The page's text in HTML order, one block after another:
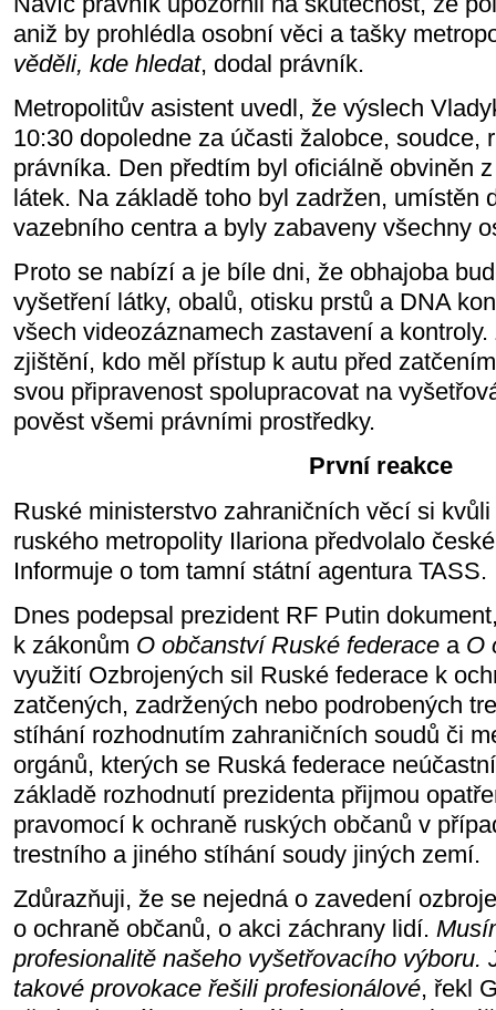
aniž by prohlédla osobní věci a tašky
věděli, kde hledat, dodal právník.
Metropolitův asistent uvedl, že výslech
10:30 dopoledne za účasti žalobce, soudce,
právníka. Den předtím byl oficiálně obviněn
látek. Na základě toho byl zadržen, umístěn
vazebního centra a byly zabaveny všechny
Proto se nabízí a je bíle dni, že obhajoba
vyšetření látky, obalů, otisku prstů a DNA
všech videozáznamech zastavení a
zjištění, kdo měl přístup k autu před
svou připravenost spolupracovat na
pověst všemi právními prostředky.
První reakce
Ruské ministerstvo zahraničních věcí si
ruského metropolity Ilariona předvolalo
Informuje o tom tamní státní agentura TASS.
Dnes podepsal prezident RF Putin
k zákonům O občanství Ruské federace a O
využití Ozbrojených sil Ruské federace k
zatčených, zadržených nebo podrobených
stíhání rozhodnutím zahraničních soudů či
orgánů, kterých se Ruská federace
základě rozhodnutí prezidenta přijmou
pravomocí k ochraně ruských občanů v
trestního a jiného stíhání soudy jiných zemí.
Zdůrazňuji, že se nejedná o zavedení
o ochraně občanů, o akci záchrany lidí.
profesionalitě našeho vyšetřovacího výboru.
takové provokace řešili profesionálové, řekl